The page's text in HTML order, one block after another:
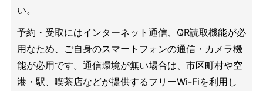
い。
予約・受取にはインターネット通信、QR読取機能が必
用なため、ご自身のスマートフォンの通信・カメラ機
能が必用です。通信環境が無い場合は、市区町村や空
港・駅、喫茶店などが提供するフリーWi-Fiを利用し